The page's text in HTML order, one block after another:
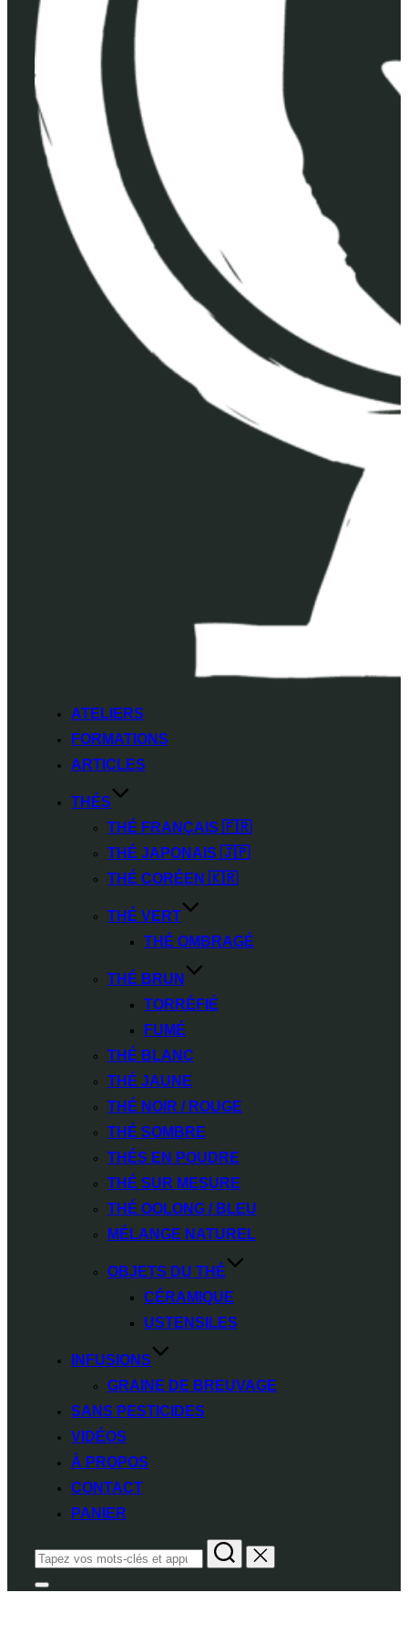
ATELIERS
FORMATIONS
ARTICLES
THÉS
THÉ FRANÇAIS 🇫🇷
THÉ JAPONAIS 🇯🇵
THÉ CORÉEN 🇰🇷
THÉ VERT
THÉ OMBRAGÉ
THÉ BRUN
TORRÉFIÉ
FUMÉ
THÉ BLANC
THÉ JAUNE
THÉ NOIR / ROUGE
THÉ SOMBRE
THÉS EN POUDRE
THÉ SUR MESURE
THÉ OOLONG / BLEU
MÉLANGE NATUREL
OBJETS DU THÉ
CÉRAMIQUE
USTENSILES
INFUSIONS
GRAINE DE BREUVAGE
SANS PESTICIDES
VIDÉOS
À PROPOS
CONTACT
PANIER
Rechercher :
Permuter